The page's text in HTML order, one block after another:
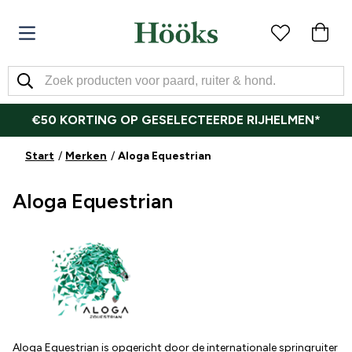
€50 KORTING OP GESELECTEERDE RIJHELMEN*
Start Merken Aloga Equestrian
Aloga Equestrian
Aloga Equestrian is opgericht door de internationale springruiter